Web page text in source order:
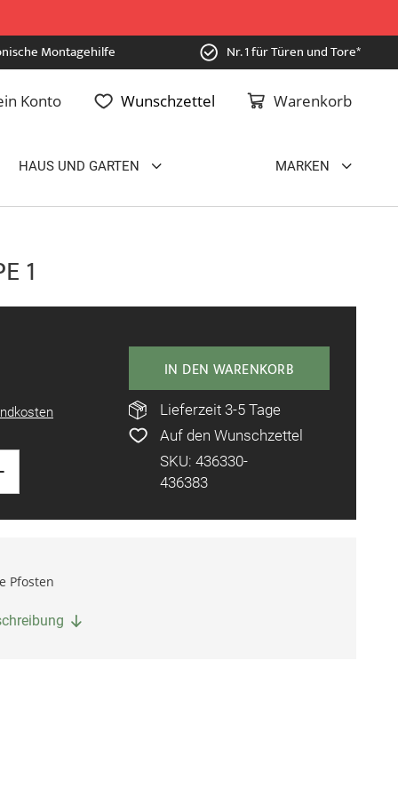
Montagehilfe Nr. 1 für Türen und Tore*
Warenkorb
Konto Wunschzettel
HAUS UND GARTEN MARKEN
1
IN DEN WARENKORB
Lieferzeit 3-5 Tage
Auf den Wunschzettel
SKU: 436330-
436383
Pfosten